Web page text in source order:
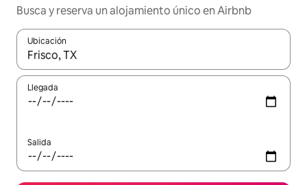
Busca y reserva un alojamiento único en Airbnb
Ubicación
Cuando los resultados estén disponibles, podrás navegar
Llegada
Salida